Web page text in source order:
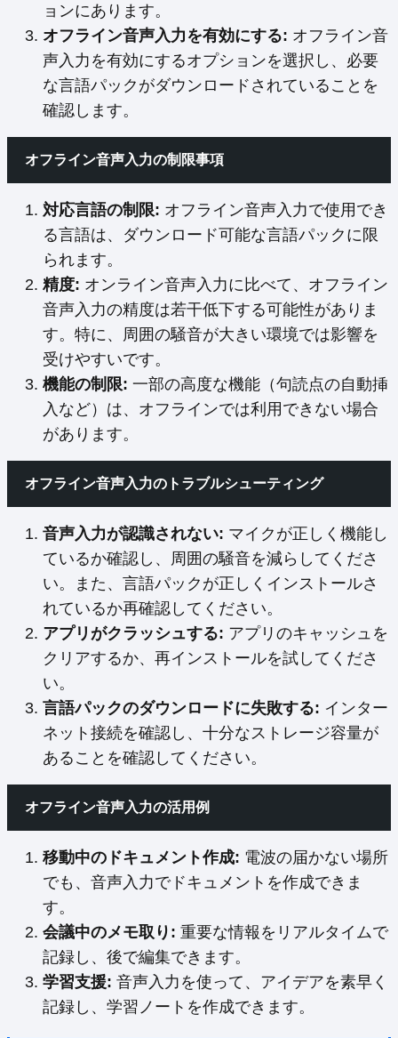
ョンにあります。
オフライン音声入力を有効にする: オフライン音
声入力を有効にするオプションを選択し、必要
な言語パックがダウンロードされていることを
確認します。
オフライン音声入力の制限事項
対応言語の制限: オフライン音声入力で使用でき
る言語は、ダウンロード可能な言語パックに限
られます。
精度: オンライン音声入力に比べて、オフライン
音声入力の精度は若干低下する可能性がありま
す。特に、周囲の騒音が大きい環境では影響を
受けやすいです。
機能の制限: 一部の高度な機能（句読点の自動挿
入など）は、オフラインでは利用できない場合
があります。
オフライン音声入力のトラブルシューティング
音声入力が認識されない: マイクが正しく機能し
ているか確認し、周囲の騒音を減らしてくださ
い。また、言語パックが正しくインストールさ
れているか再確認してください。
アプリがクラッシュする: アプリのキャッシュを
クリアするか、再インストールを試してくださ
い。
言語パックのダウンロードに失敗する: インター
ネット接続を確認し、十分なストレージ容量が
あることを確認してください。
オフライン音声入力の活用例
移動中のドキュメント作成: 電波の届かない場所
でも、音声入力でドキュメントを作成できま
す。
会議中のメモ取り: 重要な情報をリアルタイムで
記録し、後で編集できます。
学習支援: 音声入力を使って、アイデアを素早く
記録し、学習ノートを作成できます。